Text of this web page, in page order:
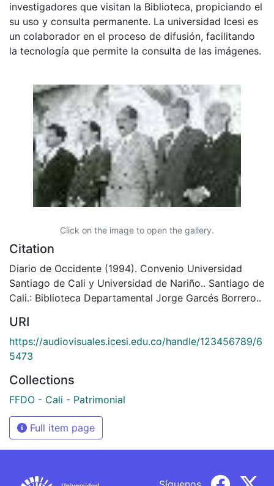
investigadores que visitan la Biblioteca, propiciando el
su uso y consulta permanente. La universidad Icesi es
un colaborador en el proceso de difusión, facilitando
la tecnología que permite la consulta de las imágenes.
Click on the image to open the gallery.
Citation
Diario de Occidente (1994). Convenio Universidad
Santiago de Cali y Universidad de Nariño.. Santiago de
Cali.: Biblioteca Departamental Jorge Garcés Borrero..
URI
https://audiovisuales.icesi.edu.co/handle/123456789/6
5473
Collections
FFDO - Cali - Patrimonial
Full item page